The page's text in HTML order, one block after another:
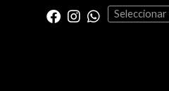
Seleccionar